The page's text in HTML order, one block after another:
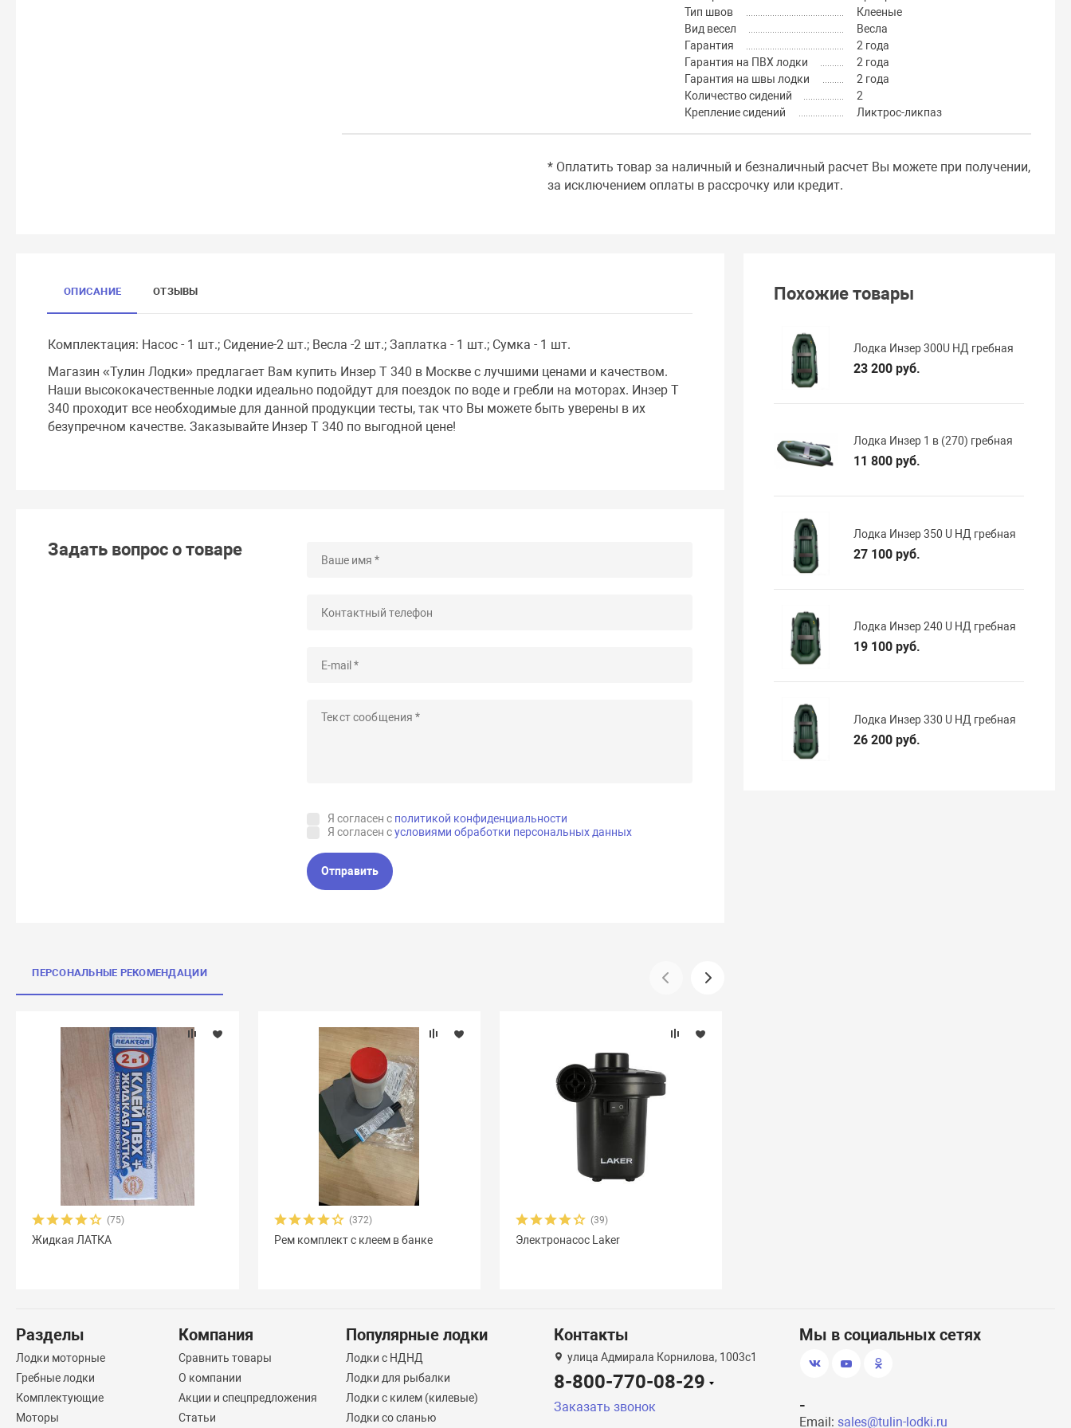
Тип швов
Клееные
Вид весел
Весла
Гарантия
2 года
Гарантия на ПВХ лодки
2 года
Гарантия на швы лодки
2 года
Количество сидений
2
Крепление сидений
Ликтрос-ликпаз
* Оплатить товар за наличный и безналичный расчет Вы можете при получении,
за исключением оплаты в рассрочку или кредит.
ОПИСАНИЕ ОТЗЫВЫ
Комплектация: Насос - 1 шт.; Сидение-2 шт.; Весла -2 шт.; Заплатка - 1 шт.; Сумка - 1 шт.
Магазин «Тулин Лодки» предлагает Вам купить Инзер Т 340 в Москве с лучшими ценами и качеством.
Наши высококачественные лодки идеально подойдут для поездок по воде и гребли на моторах. Инзер Т
340 проходит все необходимые для данной продукции тесты, так что Вы можете быть уверены в их
безупречном качестве. Заказывайте Инзер Т 340 по выгодной цене!
Задать вопрос о товаре
Я согласен с политикой конфиденциальности
Я согласен сусловиями обработки персональных данных
Отправить
ПЕРСОНАЛЬНЫЕ РЕКОМЕНДАЦИИ
(75)
Жидкая ЛАТКА
(372)
Рем комплект с клеем в банке
(39)
Электронасос Laker
Похожие товары
Лодка Инзер 300U НД гребная
23 200 руб.
Лодка Инзер 1 в (270) гребная
11 800 руб.
Лодка Инзер 350 U НД гребная
27 100 руб.
Лодка Инзер 240 U НД гребная
19 100 руб.
Лодка Инзер 330 U НД гребная
26 200 руб.
Разделы
Лодки моторные
Гребные лодки
Комплектующие
Моторы
Компания
Сравнить товары
О компании
Акции и спецпредложения
Статьи
Популярные лодки
Лодки с НДНД
Лодки для рыбалки
Лодки с килем (килевые)
Лодки со сланью
Контакты
улица Адмирала Корнилова, 1003с1
8-800-770-08-29
Заказать звонок
Мы в социальных сетях
-
Email: sales@tulin-lodki.ru